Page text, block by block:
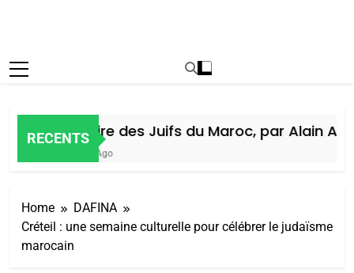
RECENTS
Histoire des Juifs du Maroc, par Alain
5 Jours Ago
Home
DAFINA
Créteil : une semaine culturelle pour célébrer le judaïsme
marocain